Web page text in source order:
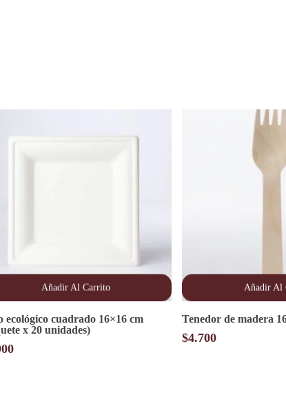
Añadir Al Carrito
ecológico cuadrado 16×16 cm
x 20 unidades)
Añadir Al
Tenedor de madera
$4.700